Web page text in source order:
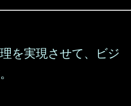
を実現させて、ビジ